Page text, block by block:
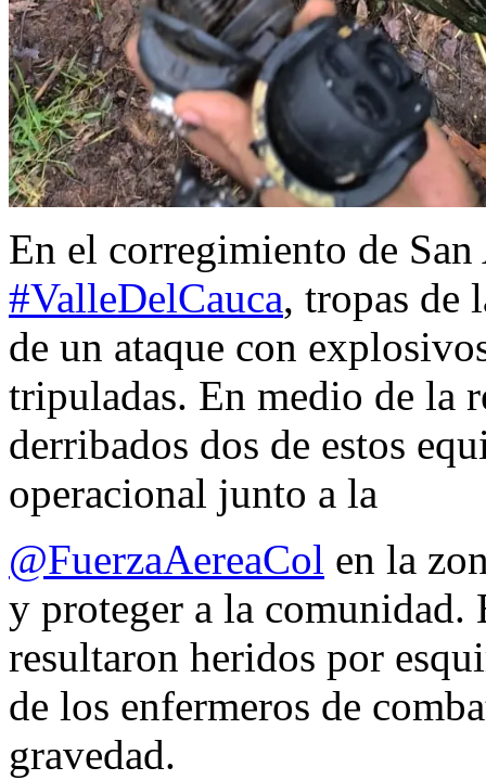
En el corregimiento de
#ValleDelCauca, tropas de
de un ataque con
tripuladas. En medio de la
derribados dos de estos
operacional junto a la
@FuerzaAereaCol en la
y proteger a la comunidad.
resultaron heridos por
de los enfermeros de
gravedad.